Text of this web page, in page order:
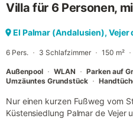
perfekt auch für längere
Schritte entfernt und bietet 8 km
tägliches Highlight, das man
Villa für 6 Personen,
El Palmar (Andalusien), Vejer
6 Pers. 3 Schlafzimmer 150 m²
Außenpool WLAN Parken auf
Umzäuntes Grundstück
Nur einen kurzen Fußweg vom
Küstensiedlung Palmar de Vejer